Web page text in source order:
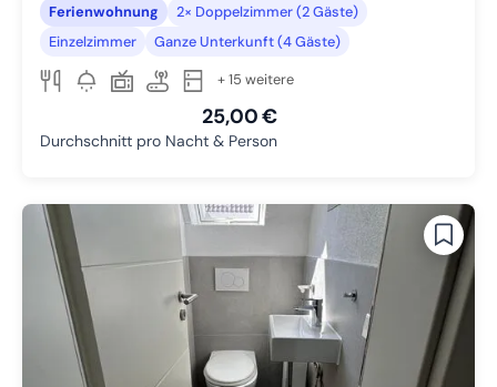
Ferienwohnung
2× Doppelzimmer (2 Gäste)
Einzelzimmer
Ganze Unterkunft (4 Gäste)
+ 15 weitere
25,00 €
Durchschnitt pro Nacht & Person